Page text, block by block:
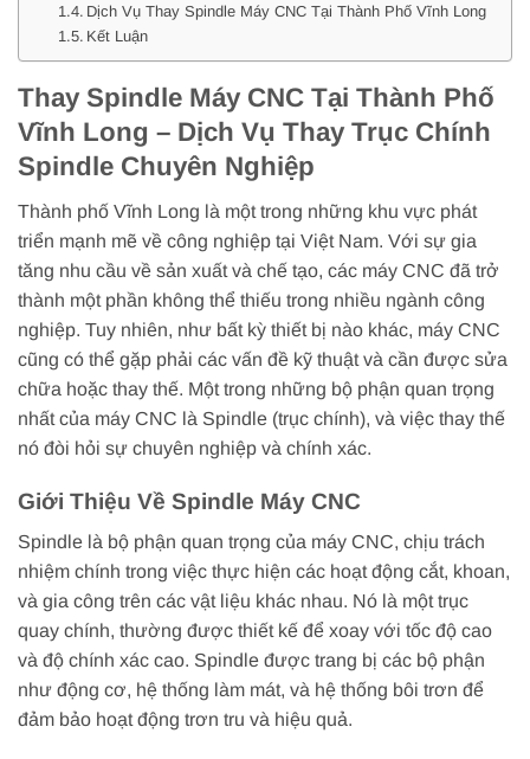
Dịch Vụ Thay Spindle Máy CNC Tại Thành Phố Vĩnh Long
Kết Luận
Thay Spindle Máy CNC Tại Thành Phố
Vĩnh Long – Dịch Vụ Thay Trục Chính
Spindle Chuyên Nghiệp
Thành phố Vĩnh Long là một trong những khu vực phát
triển mạnh mẽ về công nghiệp tại Việt Nam. Với sự gia
tăng nhu cầu về sản xuất và chế tạo, các máy CNC đã trở
thành một phần không thể thiếu trong nhiều ngành công
nghiệp. Tuy nhiên, như bất kỳ thiết bị nào khác, máy CNC
cũng có thể gặp phải các vấn đề kỹ thuật và cần được sửa
chữa hoặc thay thế. Một trong những bộ phận quan trọng
nhất của máy CNC là Spindle (trục chính), và việc thay thế
nó đòi hỏi sự chuyên nghiệp và chính xác.
Giới Thiệu Về Spindle Máy CNC
Spindle là bộ phận quan trọng của máy CNC, chịu trách
nhiệm chính trong việc thực hiện các hoạt động cắt, khoan,
và gia công trên các vật liệu khác nhau. Nó là một trục
quay chính, thường được thiết kế để xoay với tốc độ cao
và độ chính xác cao. Spindle được trang bị các bộ phận
như động cơ, hệ thống làm mát, và hệ thống bôi trơn để
đảm bảo hoạt động trơn tru và hiệu quả.